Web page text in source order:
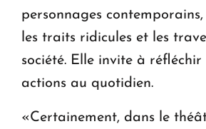
personnages
les traits ridicules et les
société. Elle invite à réfléchir
actions au quotidien.
«Certainement, dans le